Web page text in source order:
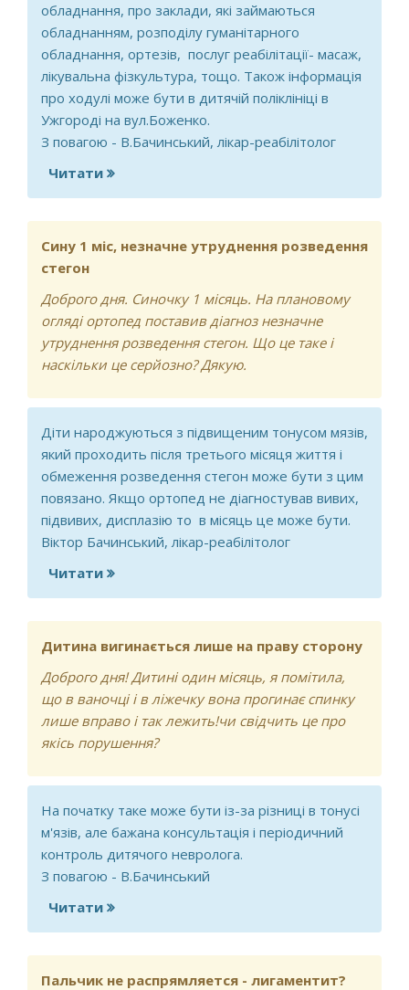
обладнання, про заклади, які займаються
обладнанням, розподілу гуманітарного
обладнання, ортезів, послуг реабілітації- масаж,
лікувальна фізкультура, тощо. Також інформація
про ходулі може бути в дитячій поліклініці в
Ужгороді на вул.Боженко.
З повагою - В.Бачинський, лікар-реабілітолог
Читати про медицинские ходунки
Сину 1 міс, незначне утруднення розведення
стегон
Доброго дня. Синочку 1 місяць. На плановому
огляді ортопед поставив діагноз незначне
утруднення розведення стегон. Що це таке і
наскільки це серйозно? Дякую.
Діти народжуються з підвищеним тонусом мязів,
який проходить після третього місяця життя і
обмеження розведення стегон може бути з цим
повязано. Якщо ортопед не діагностував вивих,
підвивих, дисплазію то в місяць це може бути.
Віктор Бачинський, лікар-реабілітолог
Читати про Сину 1 міс, незначне утруднення
розведення стегон
Дитина вигинається лише на праву сторону
Доброго дня! Дитині один місяць, я помітила,
що в ваночці і в ліжечку вона прогинає спинку
лише вправо і так лежить!чи свідчить це про
якісь порушення?
На початку таке може бути iз-за рiзницi в тонусi
м'язiв, але бажана консультацiя i перiодичний
контроль дитячого невролога.
З повагою - В.Бачинський
Читати про Дитина вигинається лише на праву
сторону
Пальчик не распрямляется - лигаментит?